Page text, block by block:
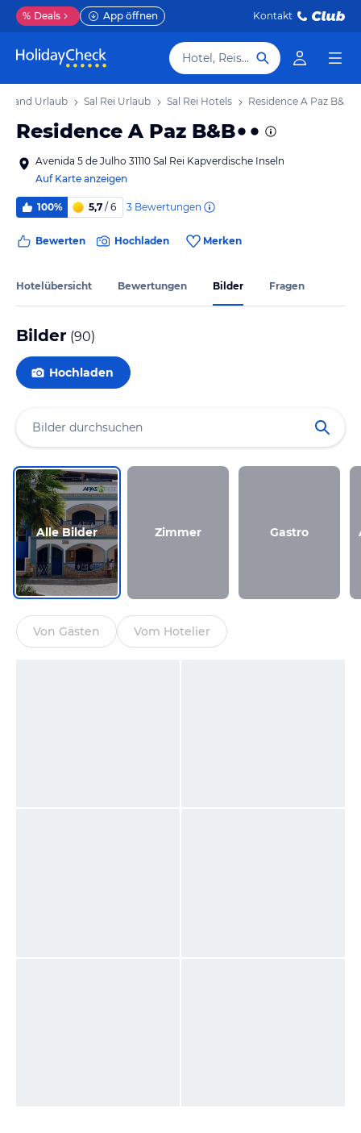
% Deals App öffnen Kontakt
Hotel, Reiseziel
Island Urlaub Sal Rei Urlaub Sal Rei Hotels Residence A Paz B&B
Residence A Paz B&B
Avenida 5 de Julho 31110 Sal Rei Kapverdische Inseln
Auf Karte anzeigen
100% 5,7 / 6 3 Bewertungen
Bewerten Hochladen Merken
Hotelübersicht Bewertungen Bilder Fragen
Bilder (90)
Hochladen
Alle Bilder Zimmer Gastro
Von Gästen Vom Hotelier